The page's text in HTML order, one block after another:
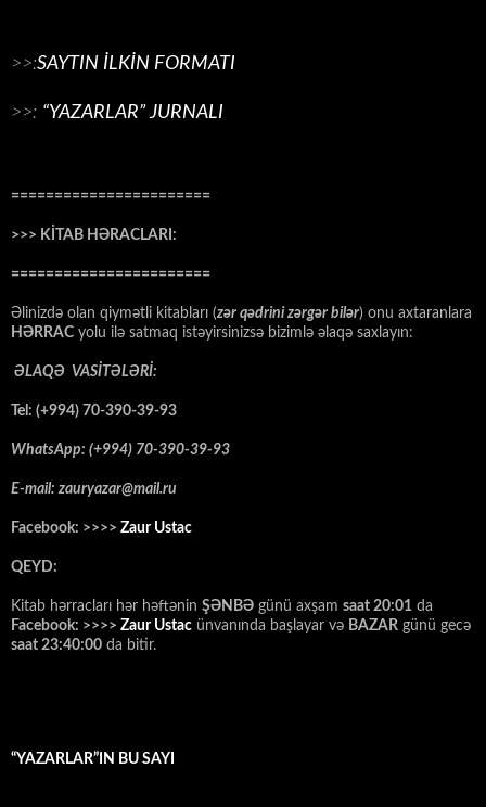
>>:SAYTIN İLKİN FORMATI
>>: “YAZARLAR” JURNALI
=======================
>>> KİTAB HƏRACLARI:
=======================
Əlinizdə olan qiymətli kitabları (zər qədrini zərgər bilər) onu axtaranlara
HƏRRAC yolu ilə satmaq istəyirsinizsə bizimlə əlaqə saxlayın:
ƏLAQƏ VASİTƏLƏRİ:
Tel: (+994) 70-390-39-93
WhatsApp: (+994) 70-390-39-93
E-mail: zauryazar@mail.ru
Facebook: >>>> Zaur Ustac
QEYD:
Kitab hərracları hər həftənin ŞƏNBƏ günü axşam saat 20:01 da
Facebook: >>>> Zaur Ustac ünvanında başlayar və BAZAR günü gecə
saat 23:40:00 da bitir.
“YAZARLAR”IN BU SAYI